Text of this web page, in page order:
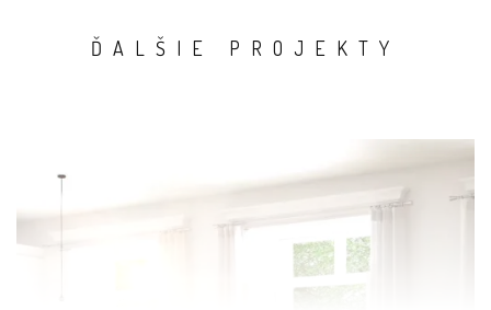
ĎALŠIE PROJEKTY